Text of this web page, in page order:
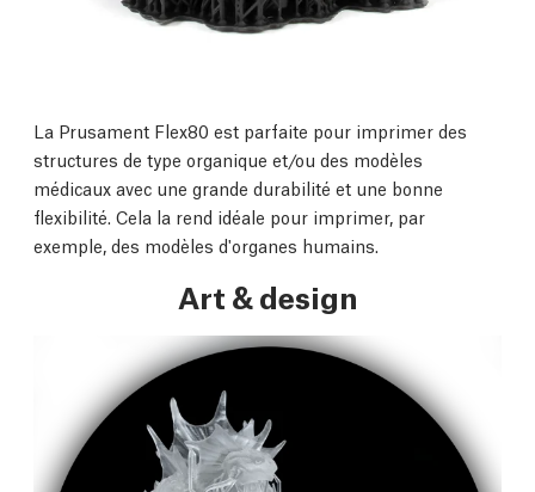
La Prusament Flex80 est parfaite pour imprimer des
structures de type organique et/ou des modèles
médicaux avec une grande durabilité et une bonne
flexibilité. Cela la rend idéale pour imprimer, par
exemple, des modèles d'organes humains.
Art & design